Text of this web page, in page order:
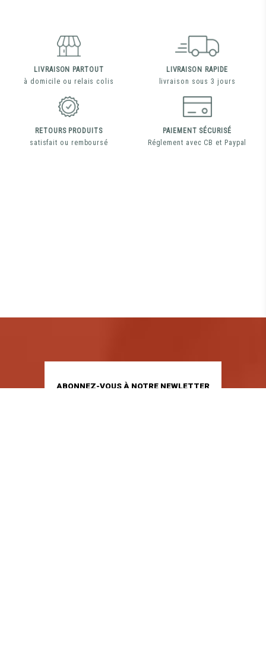
LIVRAISON PARTOUT
à domicile ou relais colis
LIVRAISON RAPIDE
livraison sous 3 jours
RETOURS PRODUITS
satisfait ou remboursé
PAIEMENT SÉCURISÉ
Réglement avec CB et Paypal
ABONNEZ-VOUS À NOTRE NEWLETTER